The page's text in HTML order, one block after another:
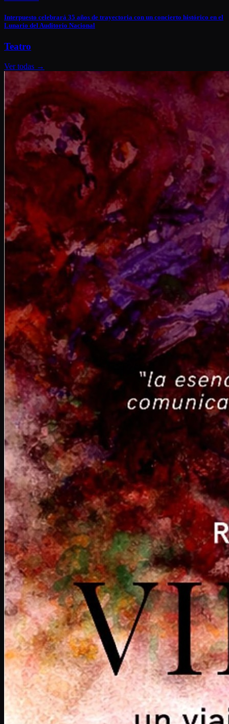
Interpuesto celebrará 35 años de trayectoria con un concierto histórico en el
Lunario del Auditorio Nacional
Teatro
Ver todas →